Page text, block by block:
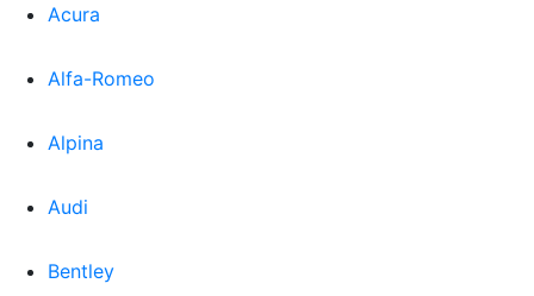
Acura
Alfa-Romeo
Alpina
Audi
Bentley